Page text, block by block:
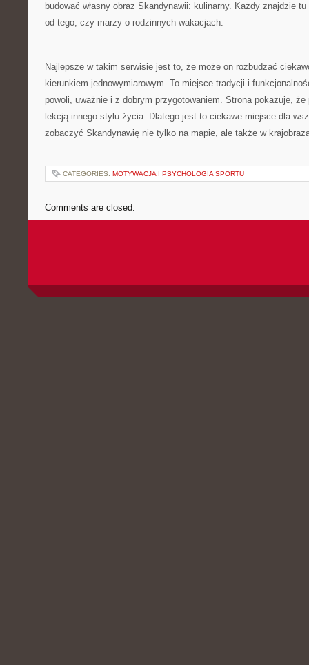
budować własny obraz Skandynawii: kulinarny. Każdy znajdzie
od tego, czy marzy o rodzinnych wakacjach.
Najlepsze w takim serwisie jest to, że może on rozbudzać
kierunkiem jednowymiarowym. To miejsce tradycji i
powoli, uważnie i z dobrym przygotowaniem. Strona pokazuje, że
lekcją innego stylu życia. Dlatego jest to ciekawe miejsce dla
zobaczyć Skandynawię nie tylko na mapie, ale także w
CATEGORIES: MOTYWACJA I PSYCHOLOGIA SPORTU
Comments are closed.